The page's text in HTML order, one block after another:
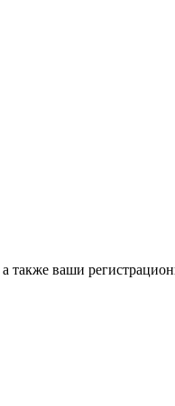
также ваши